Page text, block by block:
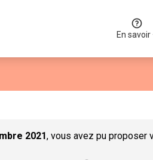
En savoir
2021, vous avez pu proposer